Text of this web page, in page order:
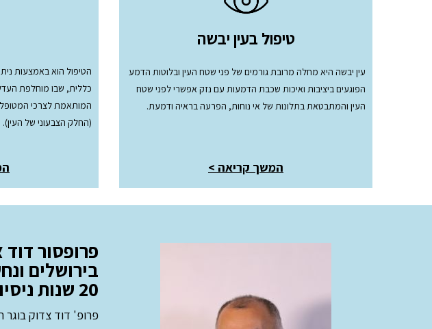
טיפול בעין יבשה
עין יבשה היא מחלה מרובת גורמים של פני שטח העין ובלוטות הדמע
הפוגעים ביציבות ואיכות שכבת הדמעות עם נזק אפשרי לפני שטח
העין והמתבטאת בתלונות של אי נוחות, הפרעה בראיה ודמעת.
המשך קריאה >
הטיפול הוא באמצעות
כללית, שבו מוחלפת
המותאמת לצרכי
(החלק הצבעוני של העין).
פרופסור
בירושלים
20 שנות ניסיון.
פרופ' דוד צדוק בוגר